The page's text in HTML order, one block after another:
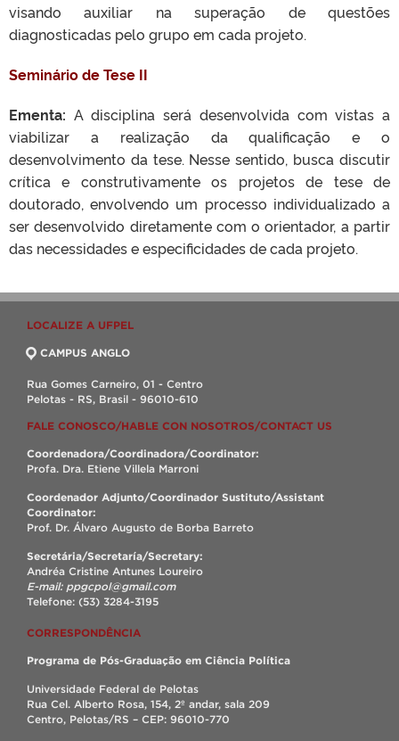
visando auxiliar na superação de questões
diagnosticadas pelo grupo em cada projeto.
Seminário de Tese II
Ementa: A disciplina será desenvolvida com vistas a
viabilizar a realização da qualificação e o
desenvolvimento da tese. Nesse sentido, busca discutir
crítica e construtivamente os projetos de tese de
doutorado, envolvendo um processo individualizado a
ser desenvolvido diretamente com o orientador, a partir
das necessidades e especificidades de cada projeto.
LOCALIZE A UFPEL
CAMPUS ANGLO
Rua Gomes Carneiro, 01 - Centro
Pelotas - RS, Brasil - 96010-610
FALE CONOSCO/HABLE CON NOSOTROS/CONTACT US
Coordenadora/Coordinadora/Coordinator:
Profa. Dra. Etiene Villela Marroni
Coordenador Adjunto/Coordinador Sustituto/Assistant
Coordinator:
Prof. Dr. Álvaro Augusto de Borba Barreto
Secretária/Secretaría/Secretary:
Andréa Cristine Antunes Loureiro
E-mail: ppgcpol@gmail.com
Telefone: (53) 3284-3195
CORRESPONDÊNCIA
Programa de Pós-Graduação em Ciência Política
Universidade Federal de Pelotas
Rua Cel. Alberto Rosa, 154, 2º andar, sala 209
Centro, Pelotas/RS – CEP: 96010-770